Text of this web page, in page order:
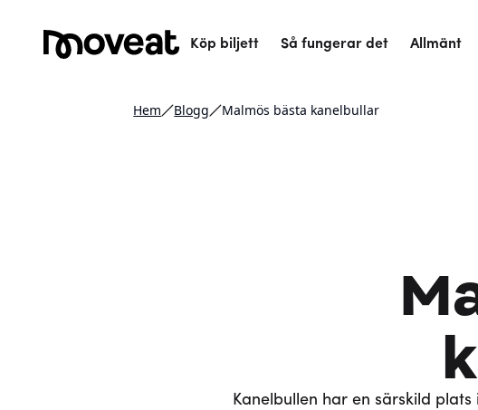
Köp biljett Så fungerar det Allmänt
Hem Blogg Malmös bästa kanelbullar
Kanelbullen har en särskild